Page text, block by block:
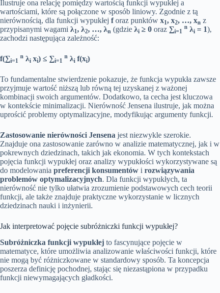
Ilustruje ona relację pomiędzy wartością funkcji wypukłej a
wartościami, które są połączone w sposób liniowy. Zgodnie z tą
nierównością, dla funkcji wypukłej foraz punktów x1, x2, …, xn z
przypisanymi wagami λ1, λ2, …, λn (gdzie λi ≥ 0 oraz ∑i=1
n λi = 1),
zachodzi następująca zależność:
f(∑i=1
n λi xi) ≤ ∑i=1
n λi f(xi)
To fundamentalne stwierdzenie pokazuje, że funkcja wypukła zawsze
przyjmuje wartość niższą lub równą tej uzyskanej z ważonej
kombinacji swoich argumentów. Dodatkowo, ta cecha jest kluczowa
w kontekście minimalizacji. Nierówność Jensena ilustruje, jak można
uprościć problemy optymalizacyjne, modyfikując argumenty funkcji.
Zastosowanie nierówności Jensena jest niezwykle szerokie.
Znajduje ona zastosowanie zarówno w analizie matematycznej, jak i w
pokrewnych dziedzinach, takich jak ekonomia. W tych kontekstach
pojęcia funkcji wypukłej oraz analizy wypukłości wykorzystywane są
do modelowania preferencji konsumentów i rozwiązywania
problemów optymalizacyjnych. Dla funkcji wypukłych, ta
nierówność nie tylko ułatwia zrozumienie podstawowych cech teorii
funkcji, ale także znajduje praktyczne wykorzystanie w licznych
dziedzinach nauki i inżynierii.
Jak interpretować pojęcie subróżniczki funkcji wypukłej?
Subróżniczka funkcji wypukłej to fascynujące pojęcie w
matematyce, które umożliwia analizowanie właściwości funkcji, które
nie mogą być różniczkowane w standardowy sposób. Ta koncepcja
poszerza definicję pochodnej, stając się niezastąpiona w przypadku
funkcji niewymagających gładkości.